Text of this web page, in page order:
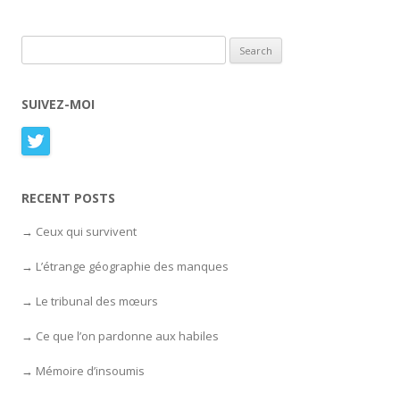
SUIVEZ-MOI
RECENT POSTS
Ceux qui survivent
L’étrange géographie des manques
Le tribunal des mœurs
Ce que l’on pardonne aux habiles
Mémoire d’insoumis